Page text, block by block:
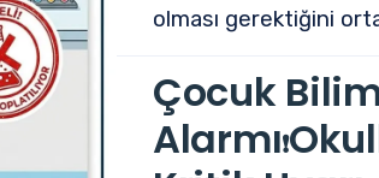
olması gerektiğini
Çocuk
Alarmı❗